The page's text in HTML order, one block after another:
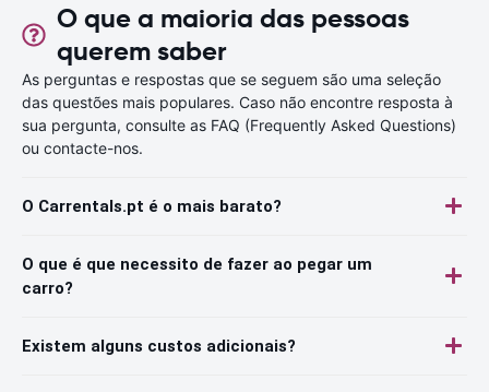
O que a maioria das pessoas
querem saber
As perguntas e respostas que se seguem são uma seleção
das questões mais populares. Caso não encontre resposta à
sua pergunta, consulte as FAQ (Frequently Asked Questions)
ou contacte-nos.
O Carrentals.pt é o mais barato?
O que é que necessito de fazer ao pegar um
carro?
Existem alguns custos adicionais?